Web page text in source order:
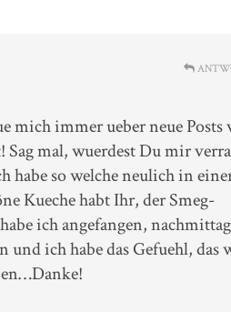
mich immer ueber neue Posts
mal, wuerdest Du mir
habe so welche neulich in
Kueche habt Ihr, der Smeg-
ich angefangen,
ich habe das Gefuehl, das